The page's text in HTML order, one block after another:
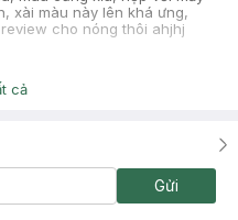
xài màu này lên khá ưng,
cho nóng thôi ahjhj
mắt
cả
Gửi